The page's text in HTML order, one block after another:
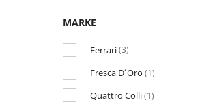
MARKE
Ferrari(3)
Fresca D´Oro (1)
Quattro Colli(1)